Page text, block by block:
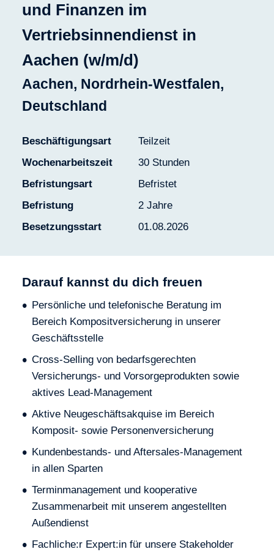
und Finanzen im
Vertriebsinnendienst in
Aachen (w/m/d)
Aachen, Nordrhein-Westfalen,
Deutschland
Beschäftigungsart
Teilzeit
Wochenarbeitszeit
30 Stunden
Befristungsart
Befristet
Befristung
2 Jahre
Besetzungsstart
01.08.2026
Darauf kannst du dich freuen
Persönliche und telefonische Beratung im
Bereich Kompositversicherung in unserer
Geschäftsstelle
Cross-Selling von bedarfsgerechten
Versicherungs- und Vorsorgeprodukten sowie
aktives Lead-Management
Aktive Neugeschäftsakquise im Bereich
Komposit- sowie Personenversicherung
Kundenbestands- und Aftersales-Management
in allen Sparten
Terminmanagement und kooperative
Zusammenarbeit mit unserem angestellten
Außendienst
Fachliche:r Expert:in für unsere Stakeholder